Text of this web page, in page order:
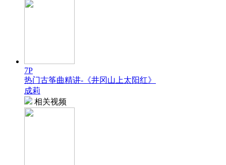
7P
热门古筝曲精讲-《井冈山上太阳红》
成莉
相关视频